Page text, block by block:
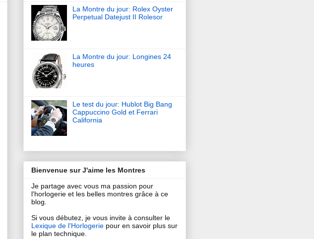
La Montre du jour: Rolex Oyster
Perpetual Datejust II Rolesor
La Montre du jour: Longines 24
heures
Le test du jour: Hublot Big Bang
Cappuccino Gold et Ferrari
California
Bienvenue sur J'aime les Montres
Je partage avec vous ma passion pour
l'horlogerie et les belles montres grâce à ce
blog.
Si vous débutez, je vous invite à consulter le
Lexique de l'Horlogerie pour en savoir plus sur
le plan technique.